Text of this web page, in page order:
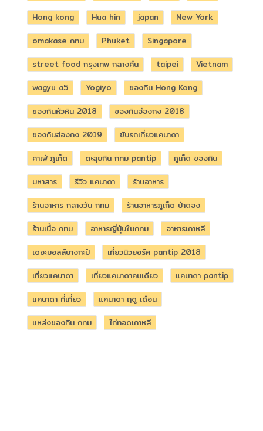
Hong kong
Hua hin japan
New York
omakase กทม
Phuket
Singapore
street food กรุงเทพ กลางคืน
taipei
Vietnam
wagyu a5
Yogiyo
ของกิน Hong Kong
ของกินหัวหิน 2018
ของกินฮ่องกง 2018
ของกินฮ่องกง 2019
ขับรถเที่ยวแคนาดา
คาเฟ่ ภูเก็ต
ตะลุยกิน กทม pantip
ภูเก็ต ของกิน
มหาสาร
รีวิว แคนาดา
ร้านอาหาร
ร้านอาหาร กลางวัน กทม
ร้านอาหารภูเก็ต ป่าตอง
ร้านเนื้อ กทม
อาหารญี่ปุ่นในกทม
อาหารเกาหลี
เดอะมอลล์บางกะปิ
เที่ยวนิวยอร์ค pantip 2018
เที่ยวแคนาดา
เที่ยวแคนาดาคนเดียว
แคนาดา pantip
แคนาดา ที่เที่ยว
แคนาดา ฤดู เดือน
แหล่งของกิน กทม
ไก่ทอดเกาหลี